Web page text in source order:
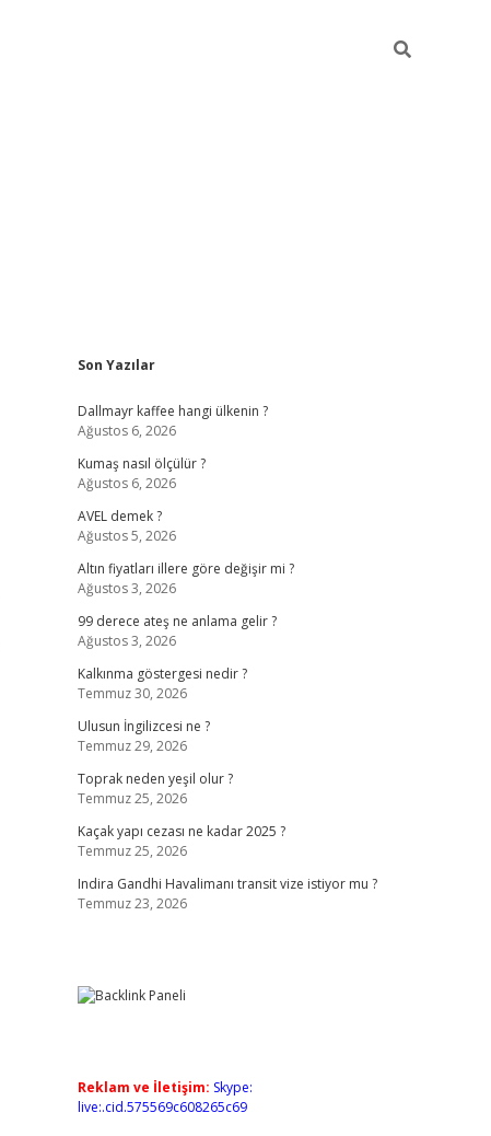
Sidebar
Son Yazılar
Dallmayr kaffee hangi ülkenin ?
Ağustos 6, 2026
Kumaş nasıl ölçülür ?
Ağustos 6, 2026
AVEL demek ?
Ağustos 5, 2026
Altın fiyatları illere göre değişir mi ?
Ağustos 3, 2026
99 derece ateş ne anlama gelir ?
Ağustos 3, 2026
Kalkınma göstergesi nedir ?
Temmuz 30, 2026
Ulusun İngilizcesi ne ?
Temmuz 29, 2026
Toprak neden yeşil olur ?
Temmuz 25, 2026
Kaçak yapı cezası ne kadar 2025 ?
Temmuz 25, 2026
Indira Gandhi Havalimanı transit vize istiyor mu ?
Temmuz 23, 2026
Reklam ve İletişim: Skype:
live:.cid.575569c608265c69